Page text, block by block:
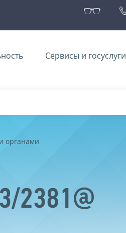
Сервисы и госуслуги
органами
2381@